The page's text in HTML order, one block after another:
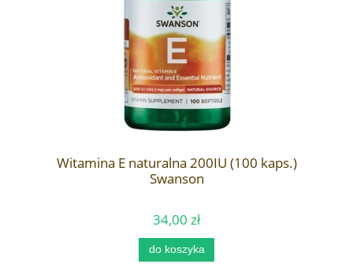
Witamina E naturalna 200IU (100 kaps.)
Swanson
34,00 zł
do koszyka